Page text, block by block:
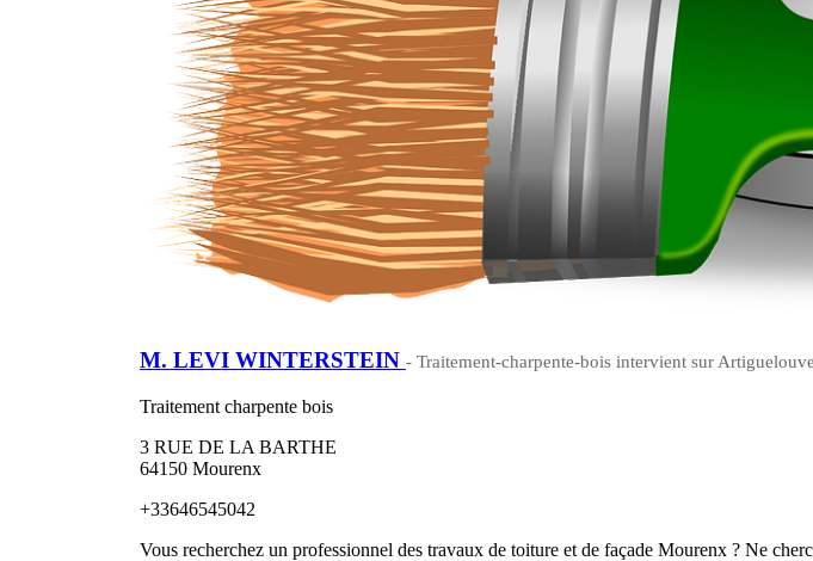
M. LEVI WINTERSTEIN - Traitement-charpente-bois intervient sur Artiguelouve
Traitement charpente bois
3 RUE DE LA BARTHE
64150 Mourenx
+33646545042
Vous recherchez un professionnel des travaux de toiture et de façade Mourenx ? Ne